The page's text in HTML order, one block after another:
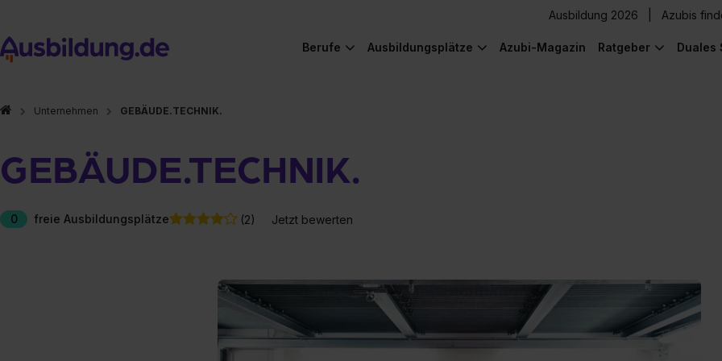
Ausbildung 2026 Azubis
Berufe Ausbildungsplätze Azubi-Magazin Ratgeber Duales
Unternehmen GEBÄUDE.TECHNIK.
GEBÄUDE.TECHNIK.
0 freie Ausbildungsplätze (2) Jetzt bewerten
Hier gibt es (eigentlich) was Cooles zu sehen!
Hier gibt es (eigentlich) was Cooles zu sehen!